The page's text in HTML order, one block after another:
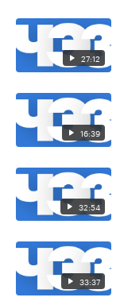
27:12
16:39
32:54
33:37